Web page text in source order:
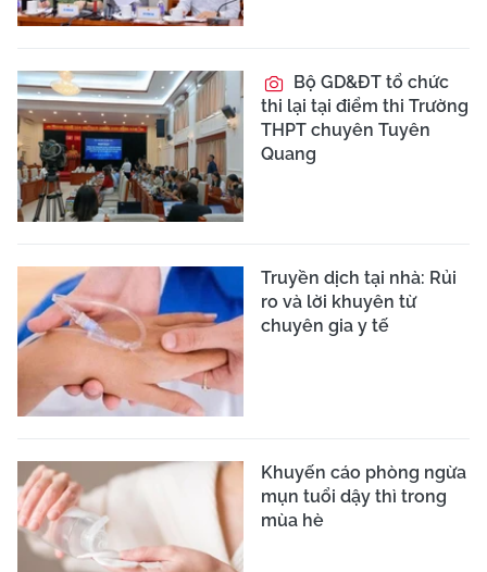
Bộ GD&ĐT tổ chức
thi lại tại điểm thi Trường
THPT chuyên Tuyên
Quang
Truyền dịch tại nhà: Rủi
ro và lời khuyên từ
chuyên gia y tế
Khuyến cáo phòng ngừa
mụn tuổi dậy thì trong
mùa hè